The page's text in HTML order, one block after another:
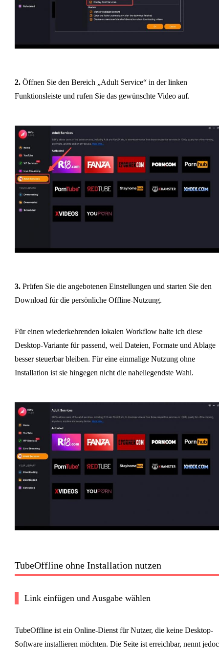
2.Öffnen Sie den Bereich „Adult Service“ in der linken
Funktionsleiste und rufen Sie das gewünschte Video auf.
3.Prüfen Sie die angebotenen Einstellungen und starten Sie den
Download für die persönliche Offline-Nutzung.
Für einen wiederkehrenden lokalen Workflow halte ich diese
Desktop-Variante für passend, weil Dateien, Formate und Ablage
besser steuerbar bleiben. Für eine einmalige Nutzung ohne
Installation ist sie hingegen nicht die naheliegendste Wahl.
TubeOffline ohne Installation nutzen
Link einfügen und Ausgabe wählen
TubeOffline ist ein Online-Dienst für Nutzer, die keine Desktop-
Software installieren möchten. Die Seite ist erreichbar, nennt